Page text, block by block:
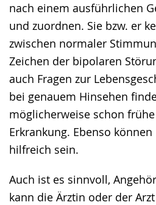
nach einem ausführlichen
und zuordnen. Sie bzw. er
zwischen normaler
Zeichen der bipolaren
auch Fragen zur
bei genauem Hinsehen
möglicherweise schon
Erkrankung. Ebenso
hilfreich sein.
Auch ist es sinnvoll,
kann die Ärztin oder der